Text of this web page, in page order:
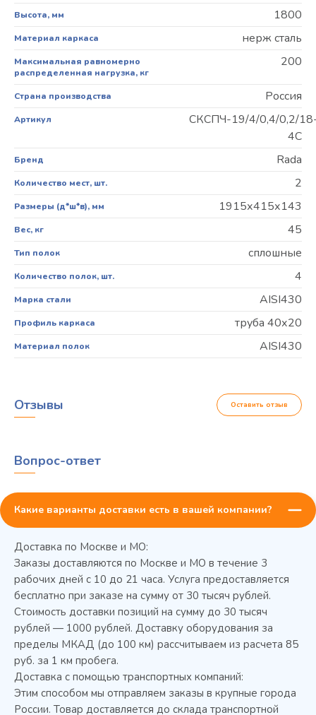
Высота, мм 1800
Материал каркаса нерж сталь
Максимальная равномерно
распределенная нагрузка, кг
200
Страна производства Россия
Артикул
СКСПЧ-19/4/0,4/0,2/
4С
Бренд Rada
Количество мест, шт. 2
Размеры (д*ш*в), мм 1915х415х143
Вес, кг 45
Тип полок сплошные
Количество полок, шт. 4
Марка стали AISI430
Профиль каркаса труба 40х20
Материал полок AISI430
Колода разрубочная КР-5/5
Отзывы Оставить отзыв
Вопрос-ответ
Какие варианты доставки есть в вашей компании?
Доставка по Москве и МО:
Заказы доставляются по Москве и МО в течение 3
рабочих дней с 10 до 21 часа. Услуга предоставляется
бесплатно при заказе на сумму от 30 тысяч рублей.
Стоимость доставки позиций на сумму до 30 тысяч
рублей — 1000 рублей. Доставку оборудования за
пределы МКАД (до 100 км) рассчитываем из расчета 85
руб. за 1 км пробега.
Доставка с помощью транспортных компаний:
Этим способом мы отправляем заказы в крупные города
России. Товар доставляется до склада транспортной